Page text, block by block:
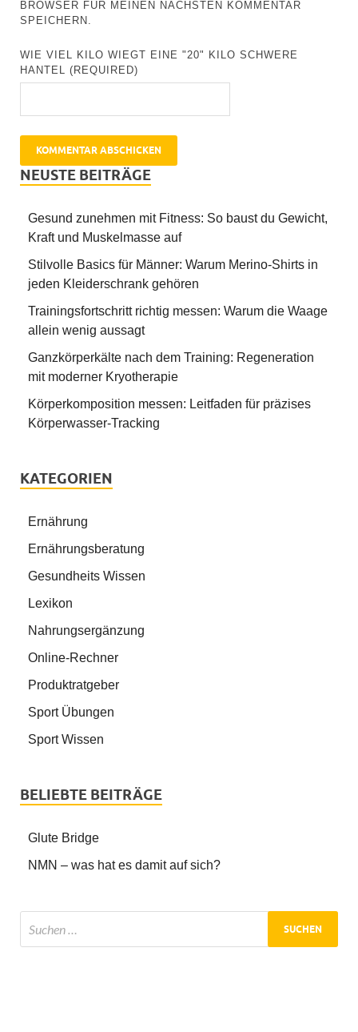
BROWSER FÜR MEINEN NÄCHSTEN KOMMENTAR
SPEICHERN.
WIE VIEL KILO WIEGT EINE "20" KILO SCHWERE
HANTEL (REQUIRED)
NEUSTE BEITRÄGE
Gesund zunehmen mit Fitness: So baust du Gewicht,
Kraft und Muskelmasse auf
Stilvolle Basics für Männer: Warum Merino-Shirts in
jeden Kleiderschrank gehören
Trainingsfortschritt richtig messen: Warum die Waage
allein wenig aussagt
Ganzkörperkälte nach dem Training: Regeneration
mit moderner Kryotherapie
Körperkomposition messen: Leitfaden für präzises
Körperwasser-Tracking
KATEGORIEN
Ernährung
Ernährungsberatung
Gesundheits Wissen
Lexikon
Nahrungsergänzung
Online-Rechner
Produktratgeber
Sport Übungen
Sport Wissen
BELIEBTE BEITRÄGE
Glute Bridge
NMN – was hat es damit auf sich?